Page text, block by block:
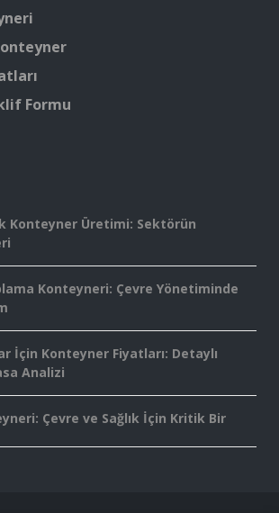
Formu
Konteyner Üretimi: Sektörün
Konteyneri: Çevre Yönetiminde
İçin Konteyner Fiyatları: Detaylı
Analizi
Çevre ve Sağlık İçin Kritik Bir